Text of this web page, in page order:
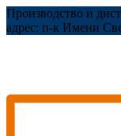
Производство и
адрес: п-к Имени